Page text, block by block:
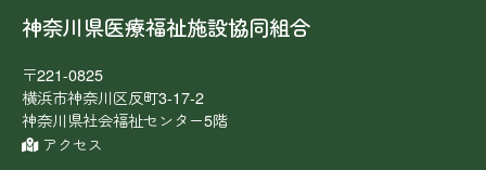
神奈川県医療福祉施設協同組合
〒221-0825
横浜市神奈川区反町3-17-2
神奈川県社会福祉センター5階
アクセス